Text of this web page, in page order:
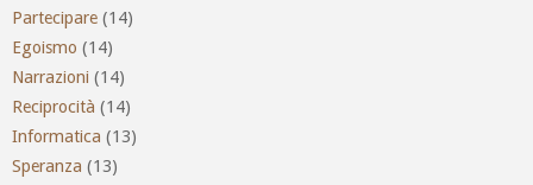
Partecipare (14)
Egoismo (14)
Narrazioni (14)
Reciprocità (14)
Informatica (13)
Speranza (13)